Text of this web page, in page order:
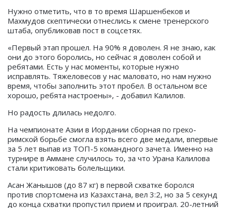
Нужно отметить, что в то время Шаршенбеков и
Махмудов скептически отнеслись к смене тренерского
штаба, опубликовав пост в соцсетях.
«Первый этап прошел. На 90% я доволен. Я не знаю, как
они до этого боролись, но сейчас я доволен собой и
ребятами. Есть у нас моменты, которые нужно
исправлять. Тяжеловесов у нас маловато, но нам нужно
время, чтобы заполнить этот пробел. В остальном все
хорошо, ребята настроены», - добавил Калилов.
Но радость длилась недолго.
На чемпионате Азии в Иордании сборная по греко-
римской борьбе смогла взять всего две медали, впервые
за 5 лет выпав из ТОП-5 командного зачета. Именно на
турнире в Аммане случилось то, за что Урана Калилова
стали критиковать болельщики.
Асан Жанышов (до 87 кг) в первой схватке боролся
против спортсмена из Казахстана, вел 3:2, но за 5 секунд
до конца схватки пропустил прием и проиграл. 20-летний